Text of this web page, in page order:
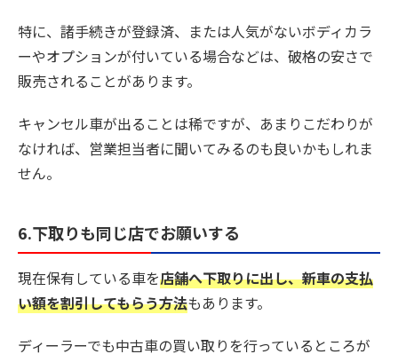
特に、諸手続きが登録済、または人気がないボディカラ
ーやオプションが付いている場合などは、破格の安さで
販売されることがあります。
キャンセル車が出ることは稀ですが、あまりこだわりが
なければ、営業担当者に聞いてみるのも良いかもしれま
せん。
6.下取りも同じ店でお願いする
現在保有している車を店舗へ下取りに出し、新車の支払
い額を割引してもらう方法もあります。
ディーラーでも中古車の買い取りを行っているところが